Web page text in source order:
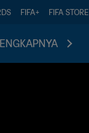
FIFA+ FIFA STORE